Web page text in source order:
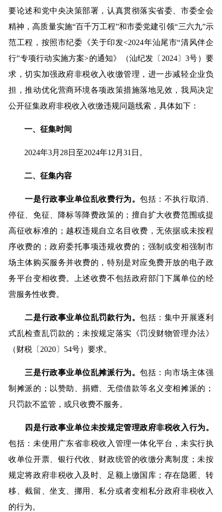
要论述和党中央决策部署，认真贯彻落实省委、市委全会
精神，高质量实施“百千万工程”和市委党建引领“三六九”示
范工程，按照市纪委《关于印发<2024年汕尾市“清风伴企
行”专项行动实施方案>的通知》（汕纪发〔2024〕3号）要
求，切实加强政府非税收入收缴管理，进一步减轻企业负
担，推动优化营商环境各项政策措施落地见效，我局决定
公开征集政府非税收入收缴违规问题线索，具体如下：
一、征集时间
2024年3月28日至2024年12月31日。
二、征集内容
一是行政事业单位乱收费行为。包括：不执行取消、
停征、免征、降标等降费政策的；擅自扩大收费范围或提
高征收标准的；越权违规自立名目收费，无依据或未按程
序收费的；政府委托事项违规收费的；强制或变相强制市
场主体购买服务并收费的，特别是对应免费开放的电子政
务平台变相收费。上述收费不包括政府部门下属单位的经
营服务性收费。
二是行政事业单位乱罚款行为。包括：集中开展逐利
式乱检查乱罚款的；未按规定落实《罚没财物管理办法》
（财税〔2020〕54号）要求。
三是行政事业单位乱摊派行为。包括：向市场主体强
制摊派的；以赞助、捐赠、无偿借款等名义变相摊派的；
只罚款不监管，或只收费不服务。
四是行政事业单位未按规定管理政府非税收入行为。
包括：未使用广东省非税收入管理一体化平台，未实行执
收单位开票、银行代收、财政统管的收缴分离制度；未按
规定将政府非税收入及时、足额上缴国库；存在隐匿、转
移、截留、坐支、挪用、私分或者变相私分政府非税收入
的行为。